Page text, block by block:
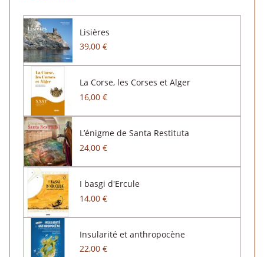
Lisières
39,00 €
La Corse, les Corses et Alger
16,00 €
L’énigme de Santa Restituta
24,00 €
I basgi d'Ercule
14,00 €
Insularité et anthropocène
22,00 €